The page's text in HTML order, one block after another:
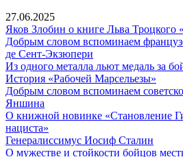
27.06.2025
Яков Злобин о книге Льва Троцкого
Добрым словом вспоминаем
де Сент-Экзюпери
словом
вспоминаем
французского
Антуан
Сент-
Экзюпери
Из одного металла льют медаль за
История «Рабочей Марсельезы»
Добрым словом вспоминаем
Яншина
словом
вспоминаем
советского
актера
О книжной новинке «Становление
нациста»
книжной
новинке
Генералиссимус Иосиф Сталин
О мужестве и стойкости бойцов